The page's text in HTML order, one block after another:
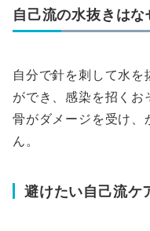
自己流の水抜きはな
自分で針を刺して水
ができ、感染を招くお
骨がダメージを受け
ん。
避けたい自己流ケ